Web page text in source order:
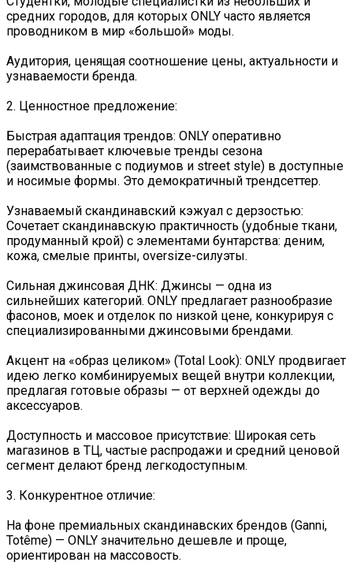
средних городов, для которых ONLY часто является
проводником в мир «большой» моды.
Аудитория, ценящая соотношение цены, актуальности и
узнаваемости бренда.
2. Ценностное предложение:
Быстрая адаптация трендов: ONLY оперативно
перерабатывает ключевые тренды сезона
(заимствованные с подиумов и street style) в доступные
и носимые формы. Это демократичный трендсеттер.
Узнаваемый скандинавский кэжуал с дерзостью:
Сочетает скандинавскую практичность (удобные ткани,
продуманный крой) с элементами бунтарства: деним,
кожа, смелые принты, oversize-силуэты.
Сильная джинсовая ДНК: Джинсы — одна из
сильнейших категорий. ONLY предлагает разнообразие
фасонов, моек и отделок по низкой цене, конкурируя с
специализированными джинсовыми брендами.
Акцент на «образ целиком» (Total Look): ONLY продвигает
идею легко комбинируемых вещей внутри коллекции,
предлагая готовые образы — от верхней одежды до
аксессуаров.
Доступность и массовое присутствие: Широкая сеть
магазинов в ТЦ, частые распродажи и средний ценовой
сегмент делают бренд легкодоступным.
3. Конкурентное отличие:
На фоне премиальных скандинавских брендов (Ganni,
Totême) — ONLY значительно дешевле и проще,
ориентирован на массовость.